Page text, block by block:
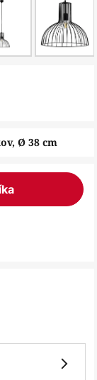
Ø 38 cm